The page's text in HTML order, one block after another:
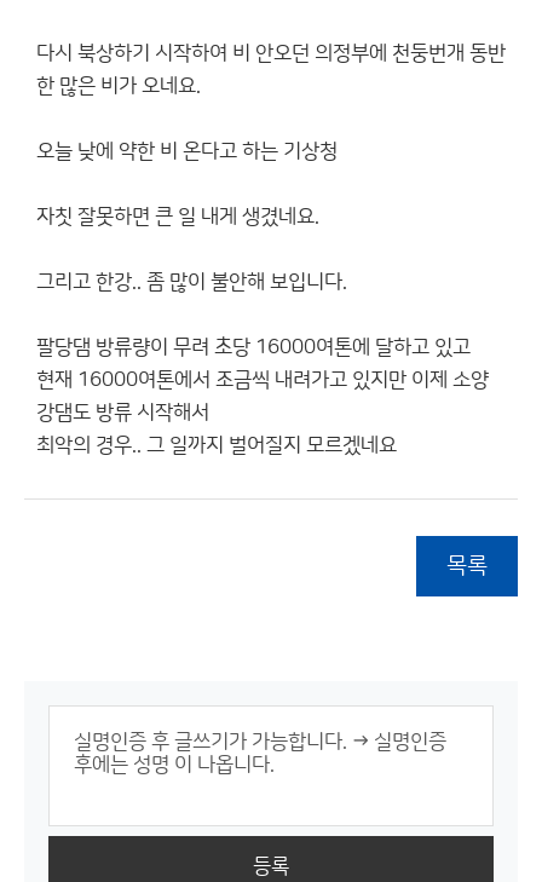
다시 북상하기 시작하여 비 안오던 의정부에 천둥번개 동반
한 많은 비가 오네요.
오늘 낮에 약한 비 온다고 하는 기상청
자칫 잘못하면 큰 일 내게 생겼네요.
그리고 한강.. 좀 많이 불안해 보입니다.
팔당댐 방류량이 무려 초당 16000여톤에 달하고 있고
현재 16000여톤에서 조금씩 내려가고 있지만 이제 소양
강댐도 방류 시작해서
최악의 경우.. 그 일까지 벌어질지 모르겠네요
목록
등록